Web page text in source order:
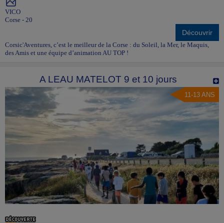
VICO
Corse - 20
Découvrir
Corsic'Aventures, c’est le meilleur de la Corse : du Soleil, la Mer, le Maquis,
des Amis et une équipe d’animation AU TOP !
A LEAU MATELOT 9 et 10 jours
11-13 ANS